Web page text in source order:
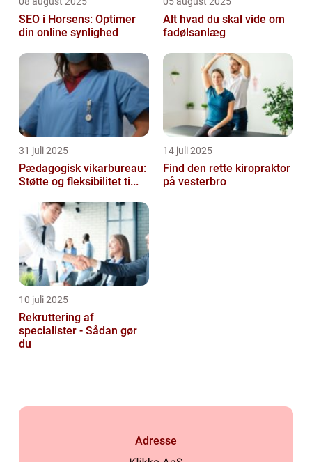
SEO i Horsens: Optimer
din online synlighed
Alt hvad du skal vide om
fadølsanlæg
31 juli 2025
Pædagogisk vikarbureau:
Støtte og fleksibilitet ti...
14 juli 2025
Find den rette kiropraktor
på vesterbro
10 juli 2025
Rekruttering af
specialister - Sådan gør
du
Adresse